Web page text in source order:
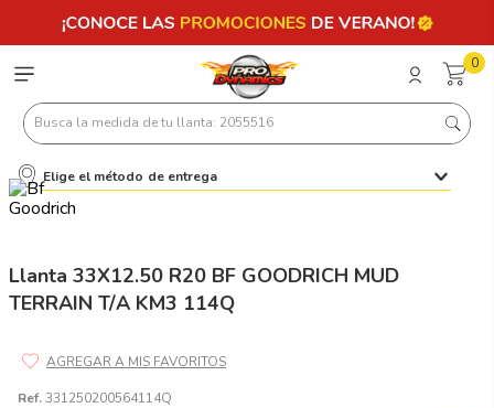
0
Busca la medida de tu llanta: 2055516
Elige el método de entrega
Llanta 33X12.50 R20 BF GOODRICH MUD
TERRAIN T/A KM3 114Q
Ref.331250200564114Q
Términos más buscados